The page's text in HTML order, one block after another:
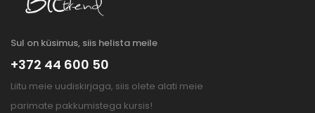
Sul on küsimus, siis helista meile
+372 44 600 50
Liitu meie uudiskirjaga, siis olete alati meie
parimate pakkumistega kursis!